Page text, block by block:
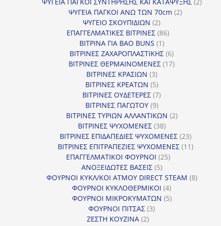
ΨΥΓΕΙΑ ΠΑΓΚΟΙ ΑΝΩ ΤΩΝ 70cm 22
ΨΥΓΕΙΟ ΣΚΟΥΠΙΔΙΩΝ 22
προϊόντα
ΕΠΑΓΓΕΛΜΑΤΙΚΕΣ ΒΙΤΡΙΝΕΣ 8686
ΒΙΤΡΙΝΑ ΓΙΑ BAO BUNS 11
προϊόν
ΒΙΤΡΙΝΕΣ ΖΑΧΑΡΟΠΛΑΣΤΙΚΗΣ 66
προϊόντα
ΒΙΤΡΙΝΕΣ ΘΕΡΜΑΙΝΟΜΕΝΕΣ 1717
ΒΙΤΡΙΝΕΣ ΚΡΑΣΙΩΝ 33
προϊόντα
ΒΙΤΡΙΝΕΣ ΚΡΕΑΤΩΝ 55
προϊόντα
ΒΙΤΡΙΝΕΣ ΟΥΔΕΤΕΡΕΣ 77
ΒΙΤΡΙΝΕΣ ΠΑΓΩΤΟΥ 99
προϊόντα
ΒΙΤΡΙΝΕΣ ΤΥΡΙΩΝ ΑΛΛΑΝΤΙΚΩΝ 22
ΒΙΤΡΙΝΕΣ ΨΥΧΟΜΕΝΕΣ 3838
προϊόντα
ΒΙΤΡΙΝΕΣ ΕΠΙΔΑΠΕΔΙΕΣ ΨΥΧΟΜΕΝΕΣ 2323
προϊόντα
ΒΙΤΡΙΝΕΣ ΕΠΙΤΡΑΠΕΖΙΕΣ ΨΥΧΟΜΕΝΕΣ 1111
ΕΠΑΓΓΕΛΜΑΤΙΚΟΙ ΦΟΥΡΝΟΙ 2525
ΑΝΟΞΕΙΔΩΤΕΣ ΒΑΣΕΙΣ 55
προϊόντα
ΦΟΥΡΝΟΙ ΚΥΚΛ/ΚΟΙ ΑΤΜΟΥ DIRECT STEAM 88
ΦΟΥΡΝΟΙ ΚΥΚΛΟΘΕΡΜΙΚΟΙ 44
προϊόντα
ΦΟΥΡΝΟΙ ΜΙΚΡΟΚΥΜΑΤΩΝ 55
ΦΟΥΡΝΟΙ ΠΙΤΣΑΣ 33
ΖΕΣΤΗ ΚΟΥΖΙΝΑ 22